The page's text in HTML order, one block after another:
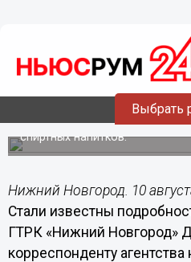
Выбрать
10.08.201806:40
Стали известны
журналиста Дениса
Убийство произошло после
спиртных напитков.
Нижний Новгород. 10
Стали известны
ГТРК «Нижний Новгород»
корреспонденту